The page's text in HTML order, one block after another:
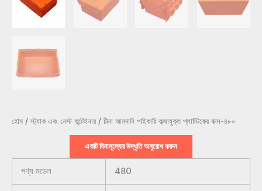
হোম / স্ট্যাক এবং নেস্ট কন্টেইনার / চীনা আমদানি পাইকারি কব্জাযুক্ত প্লাস্টিকের বাক্স-৪৮০
একটি বিনামূল্যের উদ্ধৃতি অনুরোধ করুন
পণ্য মডেল 480